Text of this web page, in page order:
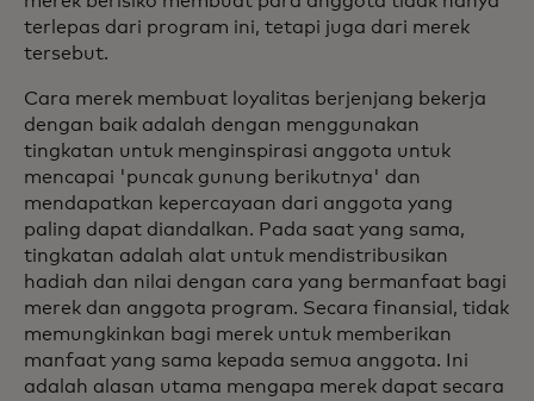
terlepas dari program ini, tetapi juga dari merek
tersebut.
Cara merek membuat loyalitas berjenjang bekerja
dengan baik adalah dengan menggunakan
tingkatan untuk menginspirasi anggota untuk
mencapai 'puncak gunung berikutnya' dan
mendapatkan kepercayaan dari anggota yang
paling dapat diandalkan. Pada saat yang sama,
tingkatan adalah alat untuk mendistribusikan
hadiah dan nilai dengan cara yang bermanfaat bagi
merek dan anggota program. Secara finansial, tidak
memungkinkan bagi merek untuk memberikan
manfaat yang sama kepada semua anggota. Ini
adalah alasan utama mengapa merek dapat secara